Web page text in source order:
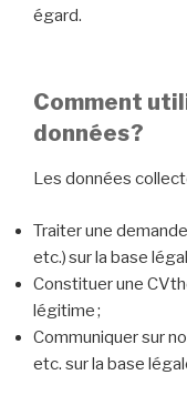
égard.
Comment
données ?
Les données
Traiter une
etc.) sur la base
Constituer une
légitime ;
Communiquer sur
etc. sur la base